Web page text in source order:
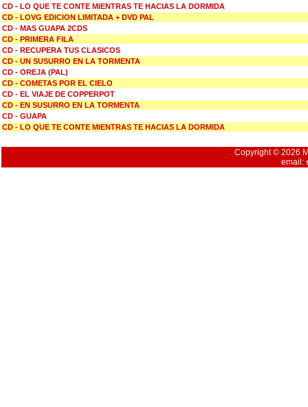
CD - LO QUE TE CONTE MIENTRAS TE HACIAS LA DORMIDA
CD - LOVG EDICION LIMITADA + DVD PAL
CD - MAS GUAPA 2CDS
CD - PRIMERA FILA
CD - RECUPERA TUS CLASICOS
CD - UN SUSURRO EN LA TORMENTA
CD - OREJA (PAL)
CD - COMETAS POR EL CIELO
CD - EL VIAJE DE COPPERPOT
CD - EN SUSURRO EN LA TORMENTA
CD - GUAPA
CD - LO QUE TE CONTE MIENTRAS TE HACIAS LA DORMIDA
Copyright © 2026
email: